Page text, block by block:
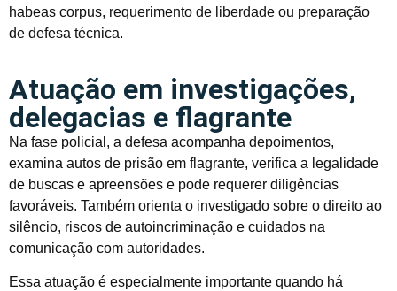
habeas corpus, requerimento de liberdade ou preparação
de defesa técnica.
Atuação em investigações,
delegacias e flagrante
Na fase policial, a defesa acompanha depoimentos,
examina autos de prisão em flagrante, verifica a legalidade
de buscas e apreensões e pode requerer diligências
favoráveis. Também orienta o investigado sobre o direito ao
silêncio, riscos de autoincriminação e cuidados na
comunicação com autoridades.
Essa atuação é especialmente importante quando há